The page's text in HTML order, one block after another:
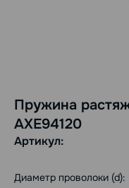
Пружина
AXE94120
Артикул:
Диаметр проволоки (d):